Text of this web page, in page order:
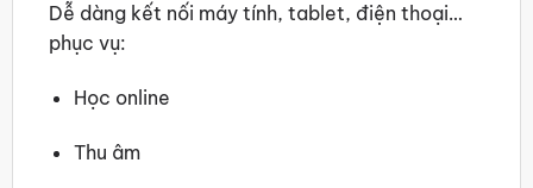
Dễ dàng kết nối máy tính, tablet, điện thoại…
phục vụ:
Học online
Thu âm